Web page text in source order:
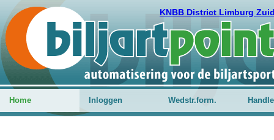
KNBB District Limburg
Home Inloggen Wedstr.form.